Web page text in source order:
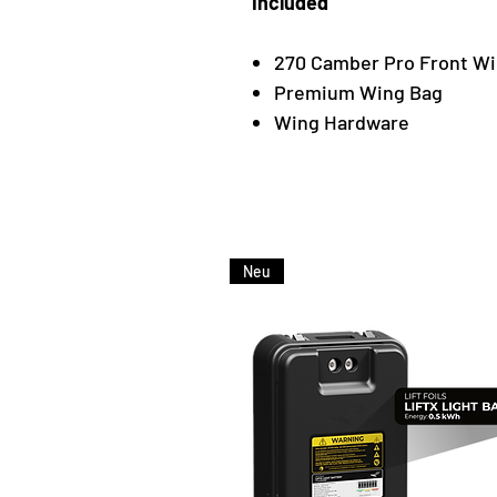
270 Camber Pro Front
Premium Wing Bag
Wing Hardware
Neu